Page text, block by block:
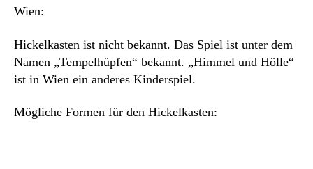
Wien:
Hickelkasten ist nicht bekannt. Das Spiel ist unter dem
Namen „Tempelhüpfen“ bekannt. „Himmel und Hölle“
ist in Wien ein anderes Kinderspiel.
Mögliche Formen für den Hickelkasten: